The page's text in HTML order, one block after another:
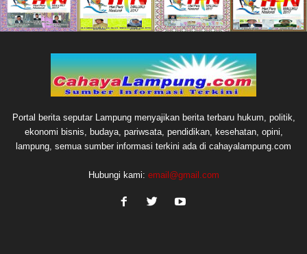
Portal berita seputar Lampung menyajikan berita terbaru hukum, politik,
ekonomi bisnis, budaya, pariwsata, pendidikan, kesehatan, opini,
lampung, semua sumber informasi terkini ada di cahayalampung.com
Hubungi kami: email@gmail.com